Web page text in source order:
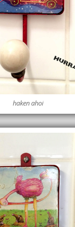
haken ahoi